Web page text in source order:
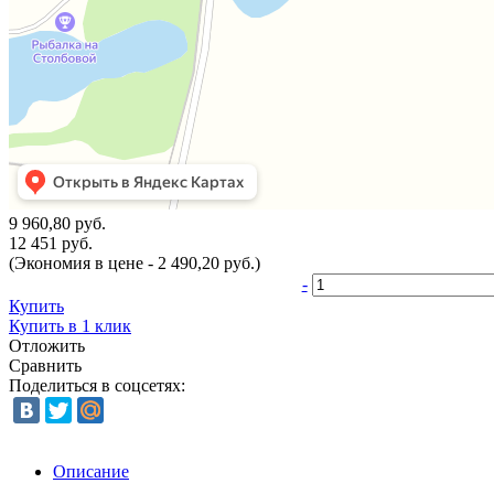
9 960,80 руб.
12 451 руб.
(Экономия в цене - 2 490,20 руб.)
-
Купить
Купить в 1 клик
Отложить
Сравнить
Поделиться в соцсетях:
Описание